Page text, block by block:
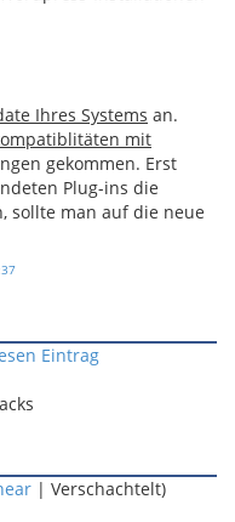
Ihres Systems an.
mit
gekommen. Erst
Plug-ins die
sollte man auf die neue
Eintrag
| Verschachtelt)